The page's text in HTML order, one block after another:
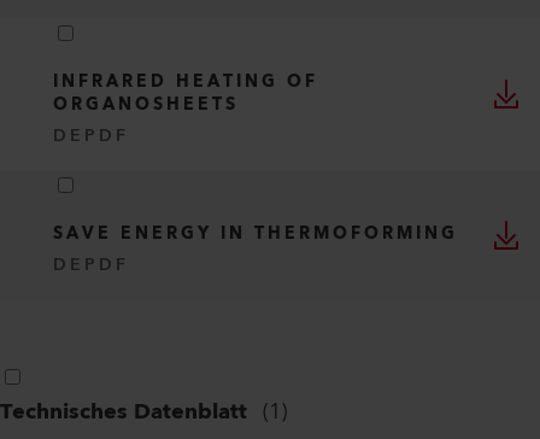
INFRARED HEATING OF
ORGANOSHEETS
DE PDF
SAVE ENERGY IN THERMOFORMING
DE PDF
Technisches Datenblatt (1)